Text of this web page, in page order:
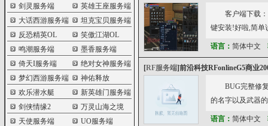
剑灵服务端
英雄王座服务端
大话西游服务端
坦克宝贝服务端
反恐精英OL
笑傲江湖OL
鸣潮服务端
墨香服务端
倚天I服务端
绝对女神服务端
梦幻西游服务端
神佑释放
欢乐潜水艇
新英雄门服务端
剑侠情缘2
万灵山海之境
天使服务端
UO服务端
客户端下载
键安装!好啦,简单
语言： 简体中文
[RF服务端]前沿科技RFonlineG5商业
BUG完整修
的名字以及武器
语言： 简体中文